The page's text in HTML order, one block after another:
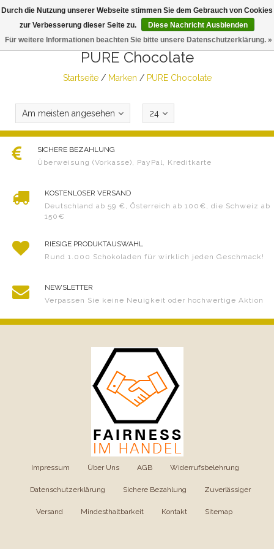
PURE Chocolate
Startseite/ Marken / PURE Chocolate
Am meisten angesehen 24
SICHERE BEZAHLUNG
Überweisung (Vorkasse), PayPal, Kreditkarte
KOSTENLOSER VERSAND
Deutschland ab 59 €, Österreich ab 100€, die Schweiz ab
150€
RIESIGE PRODUKTAUSWAHL
Rund 1.000 Schokoladen für wirklich jeden Geschmack!
NEWSLETTER
Verpassen Sie keine Neuigkeit oder hochwertige Aktion
Impressum Über Uns AGB Widerrufsbelehrung
Datenschutzerklärung Sichere Bezahlung Zuverlässiger
Versand Mindesthaltbarkeit Kontakt Sitemap
Durch die Nutzung unserer Webseite stimmen Sie dem Gebrauch von Cookies
zur Verbesserung dieser Seite zu.
Diese Nachricht Ausblenden
Für weitere Informationen beachten Sie bitte unsere Datenschutzerklärung. »